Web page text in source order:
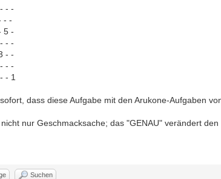
- -
- -
5 -
- -
- -
- -
- 1
dass diese Aufgabe mit den Arukone-Aufgaben
nur Geschmacksache; das "GENAU" verändert
Suchen